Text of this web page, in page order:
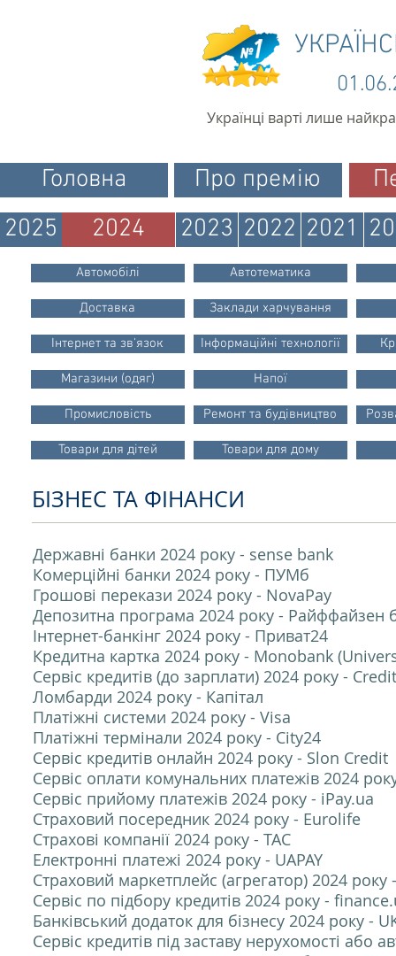
Українці варті лише
Головна Про премію
2025
2024 2023 2022 2021
Автомобілі Автотематика
Доставка Заклади харчування
Інтернет та зв'язок Інформаційні технології
Магазини (одяг) Напої
Промисловість Ремонт та будівництво
Товари для дітей Товари для дому
БІЗНЕС ТА ФІНАНСИ
Державні банки 2024 року - sense bank
Комерційні банки 2024 року - ПУМб
Грошові перекази 2024 року - NovaPay
Депозитна програма 2024 року - Райффайзен
Інтернет-банкінг 2024 року - Приват24
Кредитна картка 2024 року - Monobank
Сервіс кредитів (до зарплати) 2024 року -
Ломбарди 2024 року - Капітал
Платіжні системи 2024 року - Visa
Платіжні термінали 2024 року - City24
Сервіс кредитів онлайн 2024 року - Slon Credit
Сервіс оплати комунальних платежів 2024
Сервіс прийому платежів 2024 року - iPay.ua
Страховий посередник 2024 року - Eurolife
Страхові компанії 2024 року - ТАС
Електронні платежі 2024 року - UAPAY
Страховий маркетплейс (агрегатор) 2024
Cервіс по підбору кредитів 2024 року -
Банківський додаток для бізнесу 2024 року -
Сервіс кредитів під заставу нерухомості або